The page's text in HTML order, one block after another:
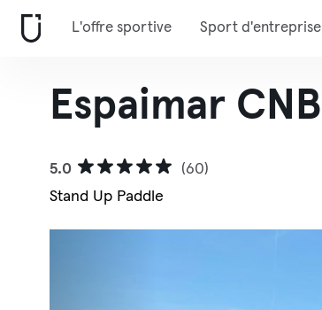
L'offre sportive Sport d'entreprise
Espaimar CNB
5.0
(60)
Stand Up Paddle